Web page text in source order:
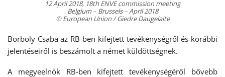
12 April 2018, 18th ENVE commission meeting
Belgium – Brussels – April 2018
© European Union / Giedre Daugelaite
Borboly Csaba az RB-ben kifejtett tevékenységről és korábbi
jelentéseiről is beszámolt a német küldöttségnek.
A megyeelnök RB-ben kifejtett tevékenységéről bővebb